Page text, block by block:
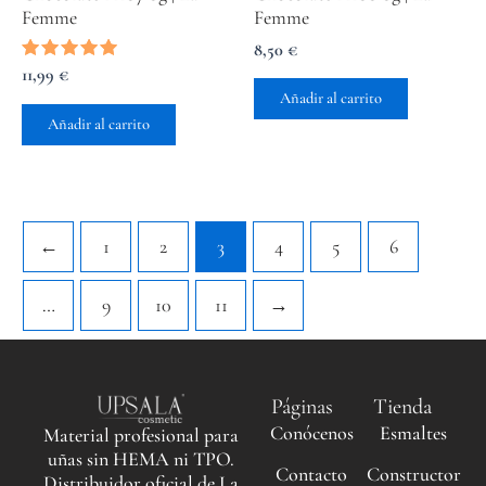
Femme
Valorado
con
5.00
de 5
11,99 €
Añadir al carrito
Femme
8,50 €
Añadir al carrito
← 1 2 3 4 5 6
… 9 10 11 →
Material profesional para
uñas sin HEMA ni TPO.
Páginas
Conócenos
Contacto
Tienda
Esmaltes
Constructor